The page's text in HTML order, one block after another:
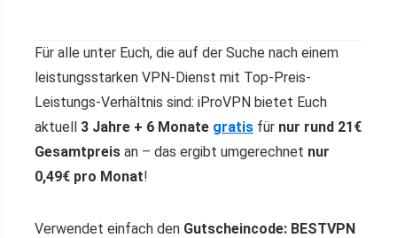
Für alle unter Euch, die auf der Suche nach einem
leistungsstarken VPN-Dienst mit Top-Preis-
Leistungs-Verhältnis sind: iProVPN bietet Euch
aktuell 3 Jahre + 6 Monate gratis für nur rund 21€
Gesamtpreis an – das ergibt umgerechnet nur
0,49€ pro Monat!
Verwendet einfach den Gutscheincode: BESTVPN